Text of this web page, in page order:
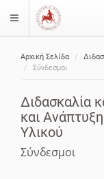
$langMenu
Αρχική Σελίδα
Σύνδεσμοι
Διδασκαλία
και
Υλικού
Σύνδεσμοι